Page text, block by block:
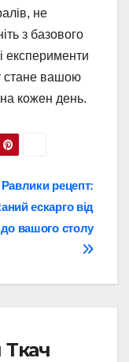
не
з базового
експерименти
стане вашою
кожен день.
Равлики рецепт:
ескарго від
вашого столу
Ткач